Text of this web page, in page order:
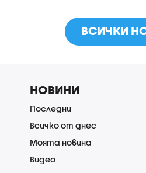
ВСИЧКИ
НОВИНИ
Последни
Всичко от днес
Моята новина
Видео